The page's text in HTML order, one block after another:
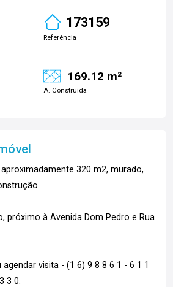
173159
Referência
169.12 m²
A. Construída
320 m2, murado,
próximo à Avenida Dom Pedro e Rua
visita - (1 6) 9 8 8 6 1 - 6 1 1
3 0.